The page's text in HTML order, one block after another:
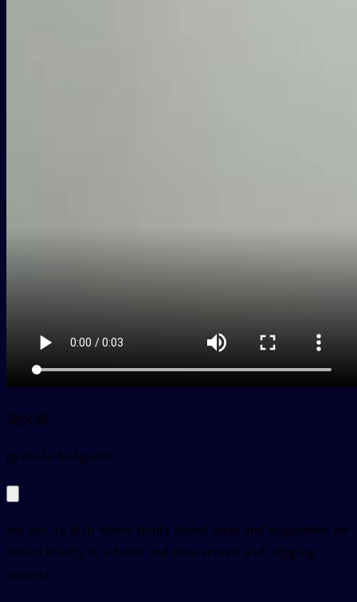
涮火锅
pyshuàn huǒguō#C
hot pot, (a dish where thinly sliced meat and vegetables are
boiled briefly in a broth and then served with dipping
sauces)